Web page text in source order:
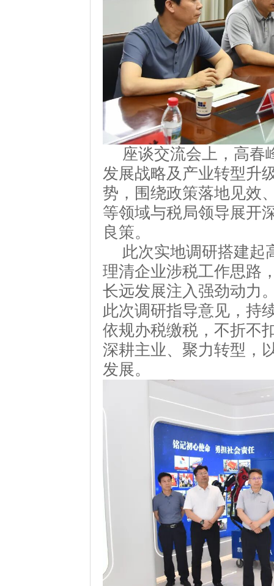
座谈交流会上，高春
发展战略及产业转型升
势，围绕政策落地见效
等领域与税局领导展开
良策。
此次实地调研搭建起
理清企业涉税工作思路
长远发展注入强劲动力
此次调研指导意见，持
依规办税缴税，不折不
深耕主业、聚力转型，
发展。